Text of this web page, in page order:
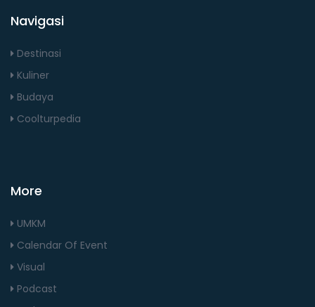
Navigasi
Destinasi
Kuliner
Budaya
Coolturpedia
More
UMKM
Calendar Of Event
Visual
Podcast